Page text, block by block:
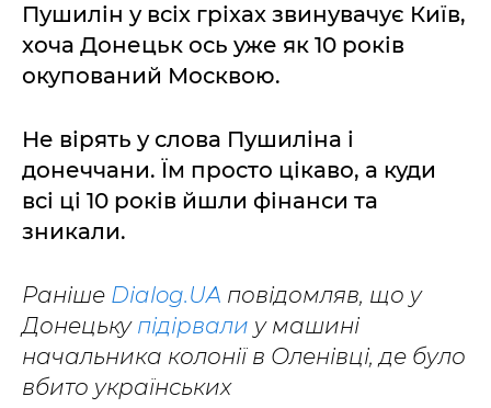
Пушилін у всіх гріхах звинувачує Київ,
хоча Донецьк ось уже як 10 років
окупований Москвою.
Не вірять у слова Пушиліна і
донеччани. Їм просто цікаво, а куди
всі ці 10 років йшли фінанси та
зникали.
Раніше Dialog.UA повідомляв, що у
Донецькупідірвали у машині
начальника колонії в Оленівці, де було
вбито українських